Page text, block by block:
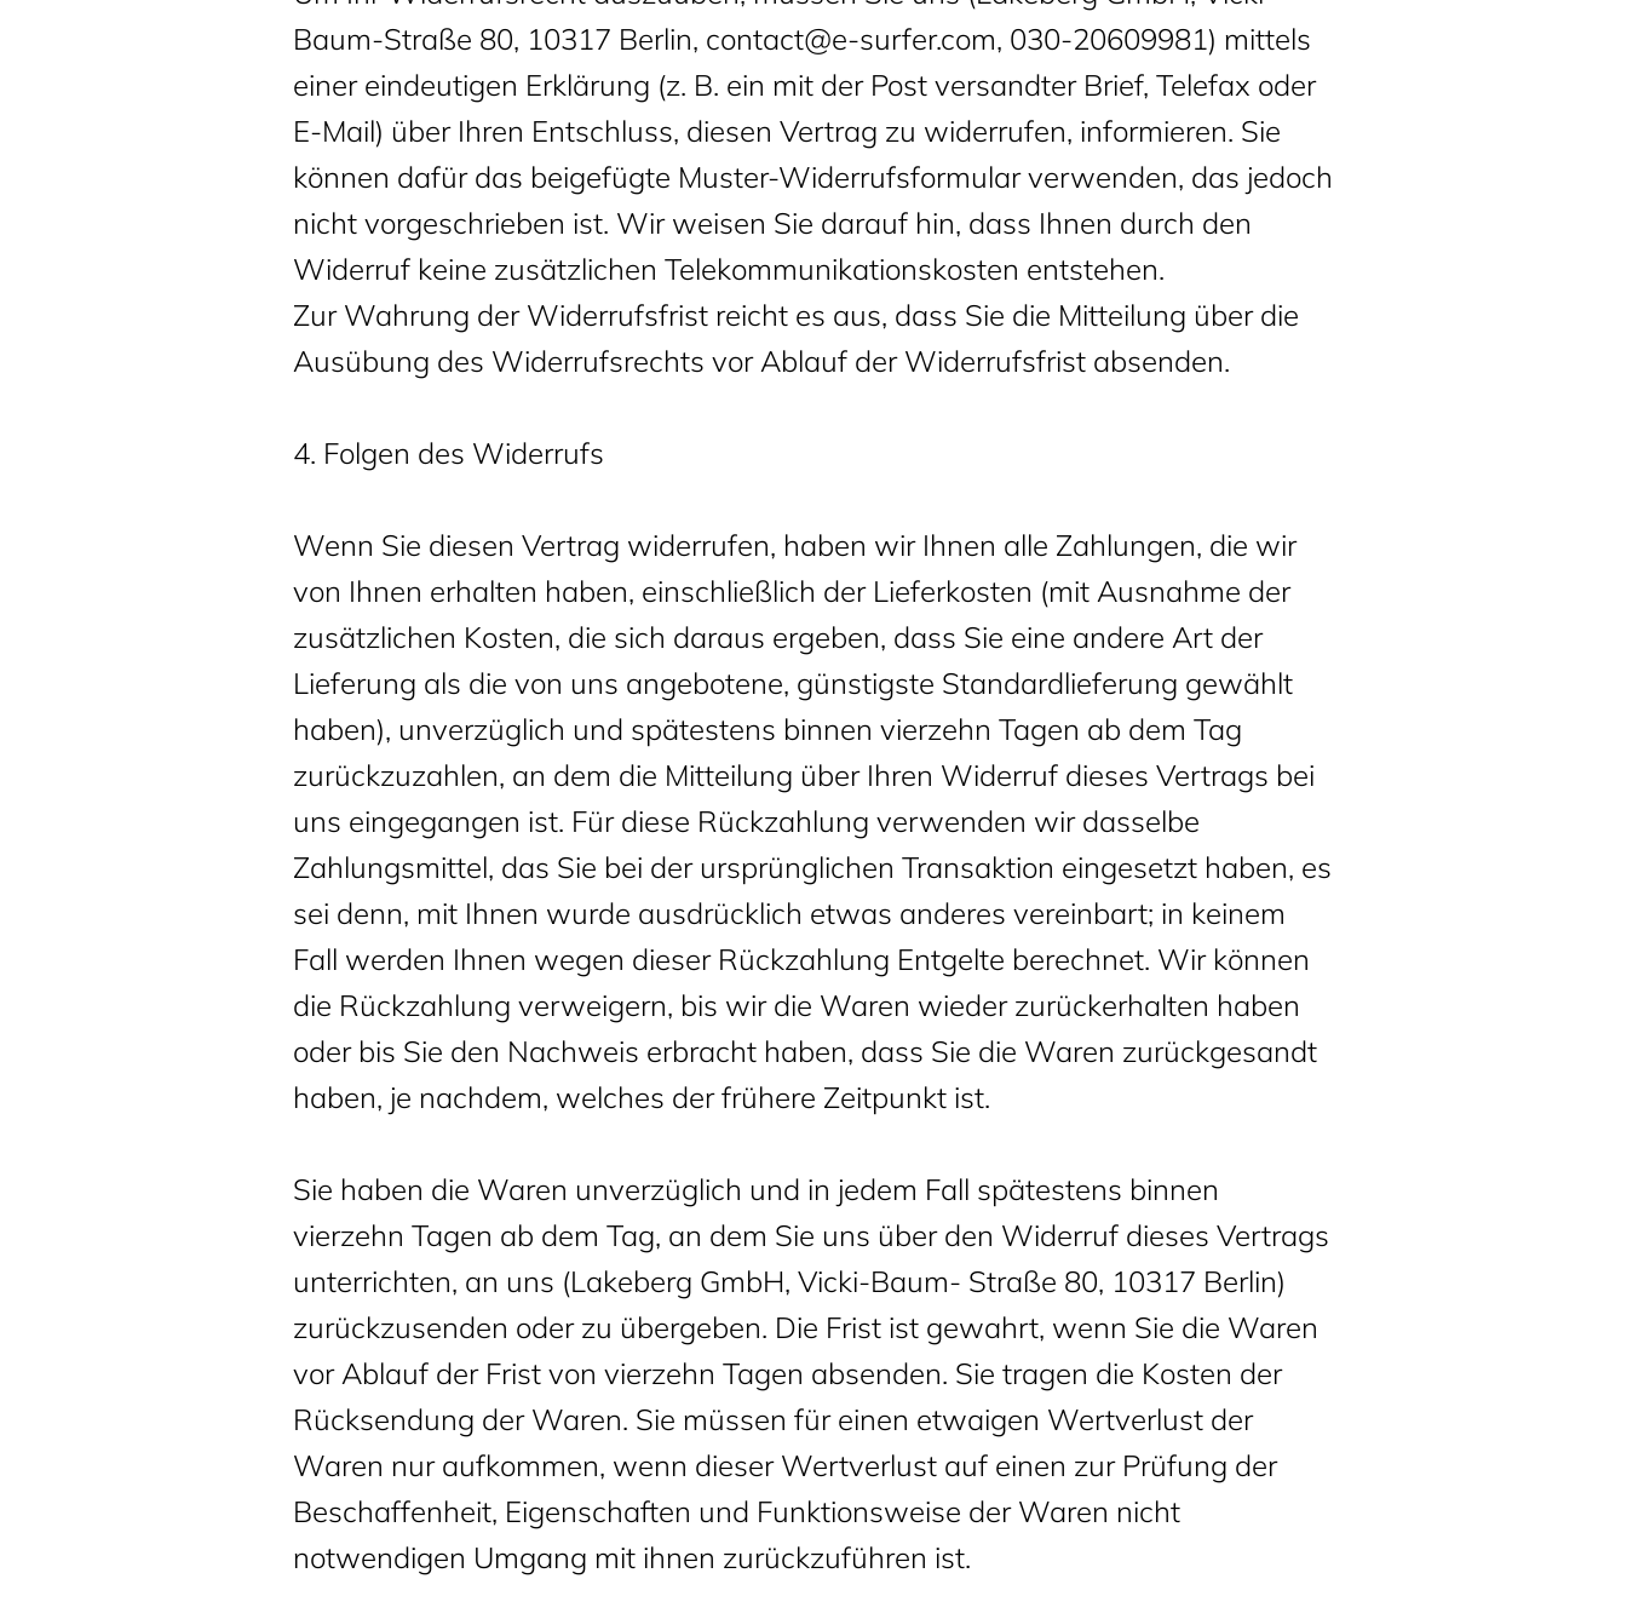
Baum-Straße 80, 10317 Berlin, contact@e-surfer.com, 030-20609981) mittels
einer eindeutigen Erklärung (z. B. ein mit der Post versandter Brief, Telefax oder
E-Mail) über Ihren Entschluss, diesen Vertrag zu widerrufen, informieren. Sie
können dafür das beigefügte Muster-Widerrufsformular verwenden, das jedoch
nicht vorgeschrieben ist. Wir weisen Sie darauf hin, dass Ihnen durch den
Widerruf keine zusätzlichen Telekommunikationskosten entstehen.
Zur Wahrung der Widerrufsfrist reicht es aus, dass Sie die Mitteilung über die
Ausübung des Widerrufsrechts vor Ablauf der Widerrufsfrist absenden.
4. Folgen des Widerrufs
Wenn Sie diesen Vertrag widerrufen, haben wir Ihnen alle Zahlungen, die wir
von Ihnen erhalten haben, einschließlich der Lieferkosten (mit Ausnahme der
zusätzlichen Kosten, die sich daraus ergeben, dass Sie eine andere Art der
Lieferung als die von uns angebotene, günstigste Standardlieferung gewählt
haben), unverzüglich und spätestens binnen vierzehn Tagen ab dem Tag
zurückzuzahlen, an dem die Mitteilung über Ihren Widerruf dieses Vertrags bei
uns eingegangen ist. Für diese Rückzahlung verwenden wir dasselbe
Zahlungsmittel, das Sie bei der ursprünglichen Transaktion eingesetzt haben, es
sei denn, mit Ihnen wurde ausdrücklich etwas anderes vereinbart; in keinem
Fall werden Ihnen wegen dieser Rückzahlung Entgelte berechnet. Wir können
die Rückzahlung verweigern, bis wir die Waren wieder zurückerhalten haben
oder bis Sie den Nachweis erbracht haben, dass Sie die Waren zurückgesandt
haben, je nachdem, welches der frühere Zeitpunkt ist.
Sie haben die Waren unverzüglich und in jedem Fall spätestens binnen
vierzehn Tagen ab dem Tag, an dem Sie uns über den Widerruf dieses Vertrags
unterrichten, an uns (Lakeberg GmbH, Vicki-Baum- Straße 80, 10317 Berlin)
zurückzusenden oder zu übergeben. Die Frist ist gewahrt, wenn Sie die Waren
vor Ablauf der Frist von vierzehn Tagen absenden. Sie tragen die Kosten der
Rücksendung der Waren. Sie müssen für einen etwaigen Wertverlust der
Waren nur aufkommen, wenn dieser Wertverlust auf einen zur Prüfung der
Beschaffenheit, Eigenschaften und Funktionsweise der Waren nicht
notwendigen Umgang mit ihnen zurückzuführen ist.